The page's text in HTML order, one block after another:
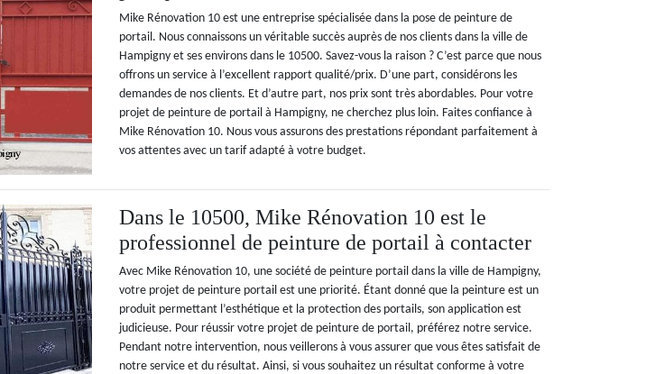
Mike Rénovation 10 est une entreprise spécialisée dans la pose de peinture de
portail. Nous connaissons un véritable succès auprès de nos clients dans la ville de
Hampigny et ses environs dans le 10500. Savez-vous la raison ? C’est parce que nous
offrons un service à l’excellent rapport qualité/prix. D’une part, considérons les
demandes de nos clients. Et d’autre part, nos prix sont très abordables. Pour votre
projet de peinture de portail à Hampigny, ne cherchez plus loin. Faites confiance à
Mike Rénovation 10. Nous vous assurons des prestations répondant parfaitement à
vos attentes avec un tarif adapté à votre budget.
Dans le 10500, Mike Rénovation 10 est le
professionnel de peinture de portail à contacter
Avec Mike Rénovation 10, une société de peinture portail dans la ville de Hampigny,
votre projet de peinture portail est une priorité. Étant donné que la peinture est un
produit permettant l’esthétique et la protection des portails, son application est
judicieuse. Pour réussir votre projet de peinture de portail, préférez notre service.
Pendant notre intervention, nous veillerons à vous assurer que vous êtes satisfait de
notre service et du résultat. Ainsi, si vous souhaitez un résultat conforme à votre